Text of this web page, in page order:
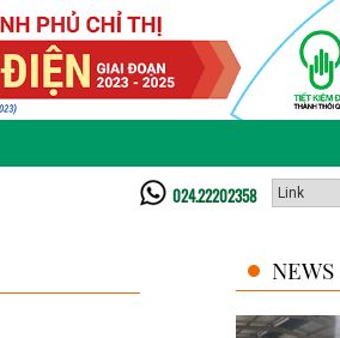
024.22202358
NEWS